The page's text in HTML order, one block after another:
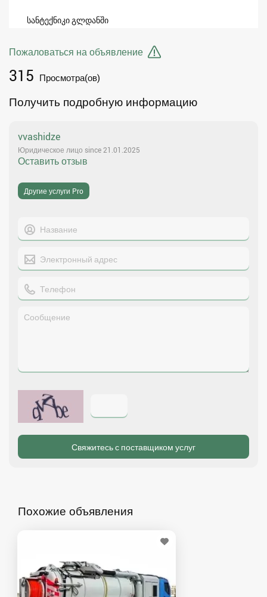
სანტექნიკი გლდანში
Пожаловаться на объявление
315 Просмотра(ов)
Получить подробную информацию
vvashidze
Юридическое лицо since 21.01.2025
Оставить отзыв
Другие услуги Pro
Похожие объявления